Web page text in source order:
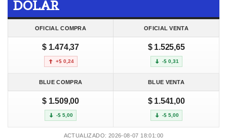
DOLAR
OFICIAL COMPRA OFICIAL VENTA
$ 1.474,37
+$ 0,24
$ 1.525,65
-$ 0,31
BLUE COMPRA BLUE VENTA
$ 1.509,00
-$ 5,00
$ 1.541,00
-$ 5,00
ACTUALIZADO: 2026-08-07 18:01:00